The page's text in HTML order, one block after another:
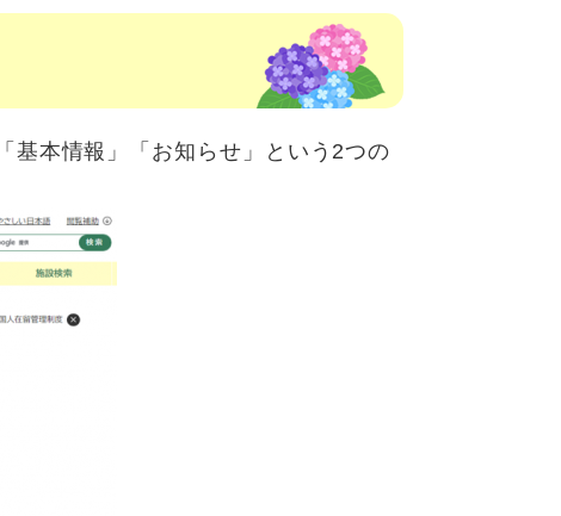
基本情報」「お知らせ」という2つの